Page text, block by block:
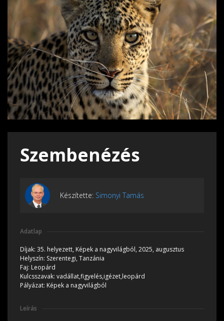
Szembenézés
Készítette: Simonyi Tamás
Adatlap
Díjak: 35. helyezett, Képek a nagyvilágból, 2025, augusztus
Helyszín: Szerentegi, Tanzánia
Faj: Leopárd
Kulcsszavak: vadállat,figyelés,igézet,leopárd
Pályázat: Képek a nagyvilágból
Leírás